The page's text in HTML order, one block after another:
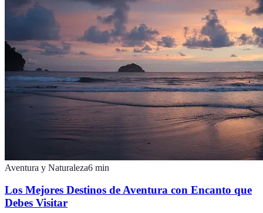
Aventura y Naturaleza6 min
Los Mejores Destinos de Aventura con Encanto que
Debes Visitar